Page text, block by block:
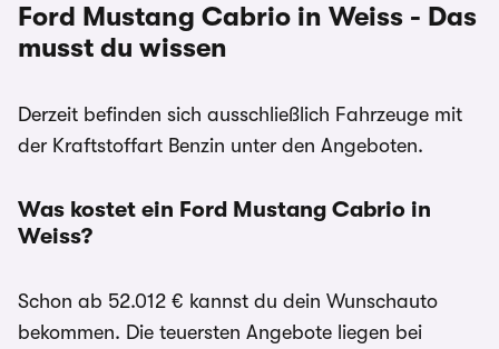
Ford Mustang Cabrio in Weiss - Das
musst du wissen
Derzeit befinden sich ausschließlich Fahrzeuge mit
der Kraftstoffart Benzin unter den Angeboten.
Was kostet ein Ford Mustang Cabrio in
Weiss?
Schon ab 52.012 € kannst du dein Wunschauto
bekommen. Die teuersten Angebote liegen bei